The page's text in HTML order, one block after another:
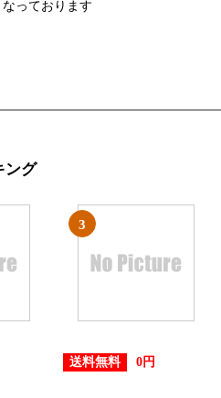
本・雑誌・コミックランキング：14位
本・雑誌・コミックランキング：5位
っております
ング
3
送料無料 0円